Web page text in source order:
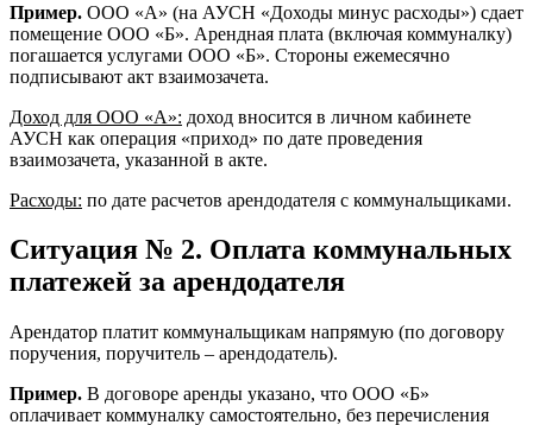
Пример. ООО «А» (на АУСН «Доходы минус расходы») сдает
помещение ООО «Б». Арендная плата (включая коммуналку)
погашается услугами ООО «Б». Стороны ежемесячно
подписывают акт взаимозачета.
Доход для ООО «А»: доход вносится в личном кабинете
АУСН как операция «приход» по дате проведения
взаимозачета, указанной в акте.
Расходы: по дате расчетов арендодателя с коммунальщиками.
Ситуация № 2. Оплата коммунальных
платежей за арендодателя
Арендатор платит коммунальщикам напрямую (по договору
поручения, поручитель – арендодатель).
Пример. В договоре аренды указано, что ООО «Б»
оплачивает коммуналку самостоятельно, без перечисления